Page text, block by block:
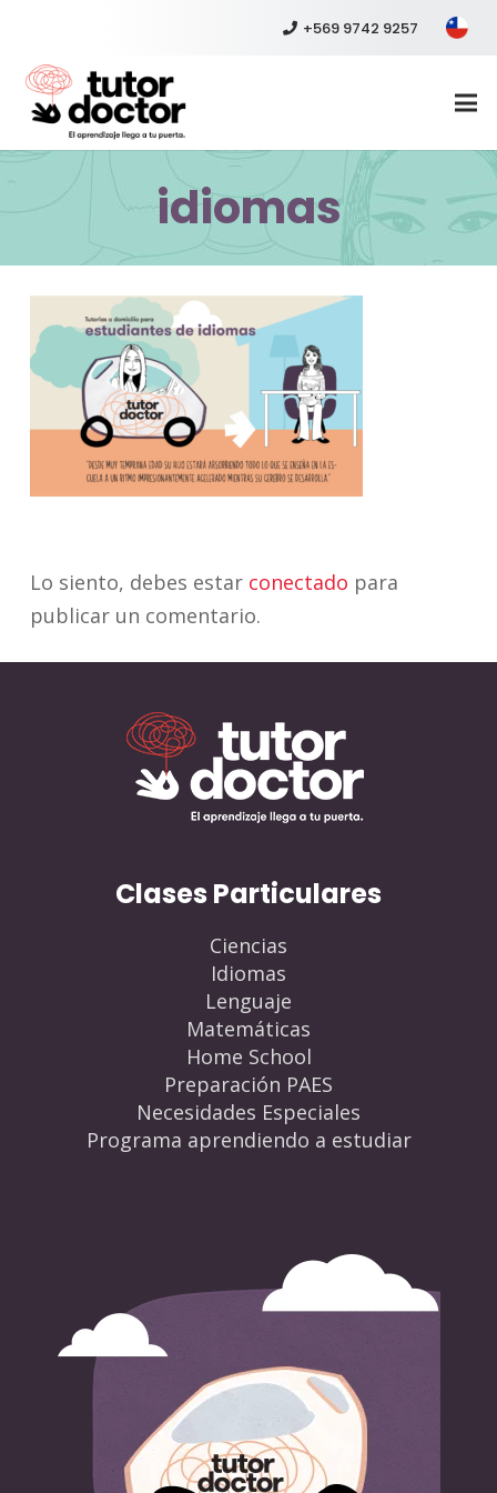
+569 9742 9257
idiomas
Lo siento, debes estar conectado para
publicar un comentario.
Clases Particulares
Ciencias
Idiomas
Lenguaje
Matemáticas
Home School
Preparación PAES
Necesidades Especiales
Programa aprendiendo a estudiar